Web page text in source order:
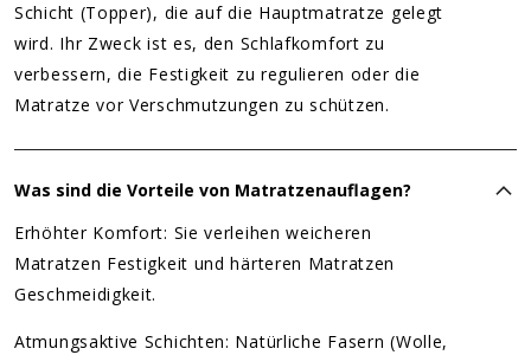
Schicht (Topper), die auf die Hauptmatratze gelegt
wird. Ihr Zweck ist es, den Schlafkomfort zu
verbessern, die Festigkeit zu regulieren oder die
Matratze vor Verschmutzungen zu schützen.
Was sind die Vorteile von Matratzenauflagen?
Erhöhter Komfort: Sie verleihen weicheren
Matratzen Festigkeit und härteren Matratzen
Geschmeidigkeit.
Atmungsaktive Schichten: Natürliche Fasern (Wolle,